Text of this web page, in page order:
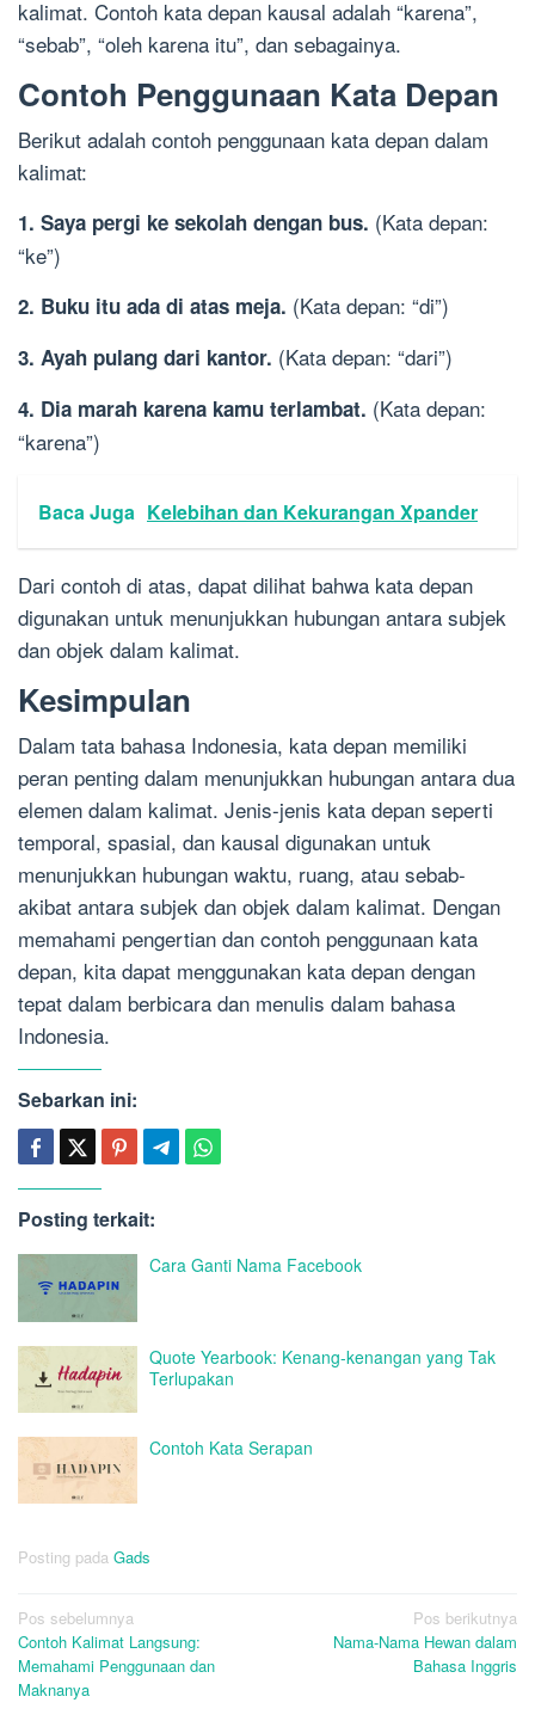
kalimat. Contoh kata depan kausal adalah “karena”,
“sebab”, “oleh karena itu”, dan sebagainya.
Contoh Penggunaan Kata Depan
Berikut adalah contoh penggunaan kata depan dalam
kalimat:
1. Saya pergi ke sekolah dengan bus. (Kata depan:
“ke”)
2. Buku itu ada di atas meja. (Kata depan: “di”)
3. Ayah pulang dari kantor. (Kata depan: “dari”)
4. Dia marah karena kamu terlambat. (Kata depan:
“karena”)
Baca Juga Kelebihan dan Kekurangan Xpander
Dari contoh di atas, dapat dilihat bahwa kata depan
digunakan untuk menunjukkan hubungan antara subjek
dan objek dalam kalimat.
Kesimpulan
Dalam tata bahasa Indonesia, kata depan memiliki
peran penting dalam menunjukkan hubungan antara dua
elemen dalam kalimat. Jenis-jenis kata depan seperti
temporal, spasial, dan kausal digunakan untuk
menunjukkan hubungan waktu, ruang, atau sebab-
akibat antara subjek dan objek dalam kalimat. Dengan
memahami pengertian dan contoh penggunaan kata
depan, kita dapat menggunakan kata depan dengan
tepat dalam berbicara dan menulis dalam bahasa
Indonesia.
Sebarkan ini:
Posting terkait:
Cara Ganti Nama Facebook
Quote Yearbook: Kenang-kenangan yang Tak
Terlupakan
Contoh Kata Serapan
Posting pada Gads
Navigasi
pos
Pos sebelumnya
Contoh Kalimat Langsung:
Memahami Penggunaan dan
Maknanya
Pos berikutnya
Nama-Nama Hewan dalam
Bahasa Inggris